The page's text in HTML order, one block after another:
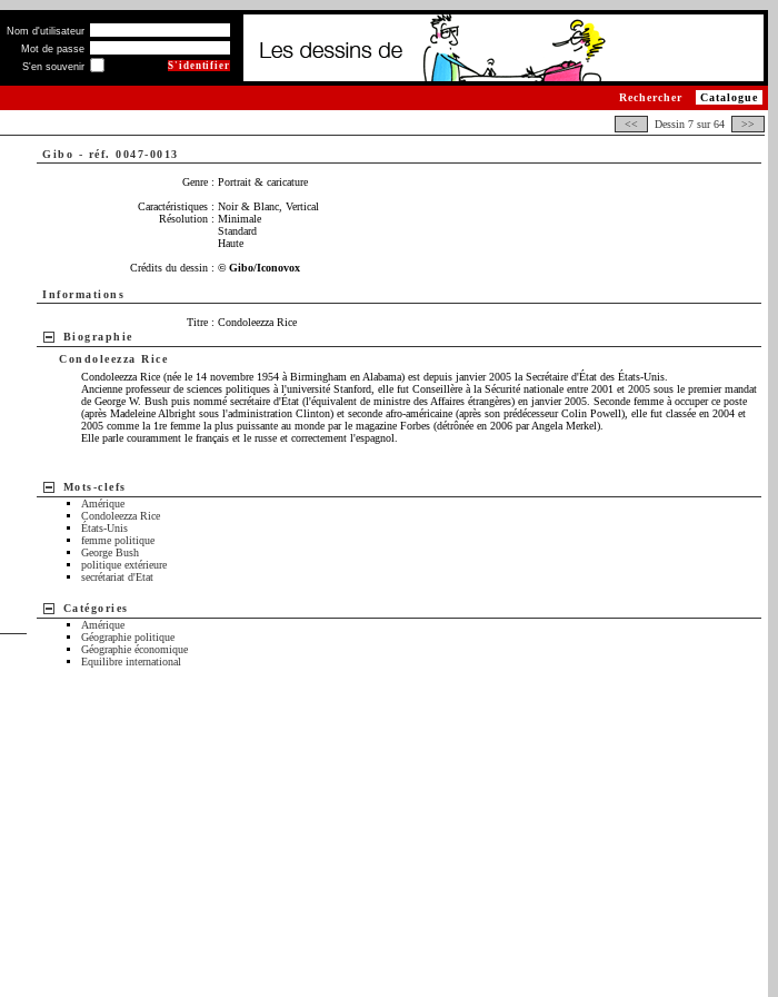
Nom d'utilisateur
Mot de passe
S'en souvenir
Catalogue
Rechercher
<< Dessin 7 sur 64 >>
Gibo - réf. 0047-0013
Genre : Portrait & caricature
Caractéristiques : Noir & Blanc, Vertical
Résolution : Minimale
Standard
Haute
Crédits du dessin : © Gibo/Iconovox
Informations
Titre : Condoleezza Rice
Biographie
Condoleezza Rice
Condoleezza Rice (née le 14 novembre 1954 à Birmingham en Alabama) est depuis janvier 2005 la Secrétaire d'État des États-Unis.
Ancienne professeur de sciences politiques à l'université Stanford, elle fut Conseillère à la Sécurité nationale entre 2001 et 2005 sous le premier mandat
de George W. Bush puis nommé secrétaire d'État (l'équivalent de ministre des Affaires étrangères) en janvier 2005. Seconde femme à occuper ce poste
(après Madeleine Albright sous l'administration Clinton) et seconde afro-américaine (après son prédécesseur Colin Powell), elle fut classée en 2004 et
2005 comme la 1re femme la plus puissante au monde par le magazine Forbes (détrônée en 2006 par Angela Merkel).
Elle parle couramment le français et le russe et correctement l'espagnol.
Mots-clefs
Amérique
Condoleezza Rice
États-Unis
femme politique
George Bush
politique extérieure
secrétariat d'Etat
Catégories
Amérique
Géographie politique
Géographie économique
Equilibre international